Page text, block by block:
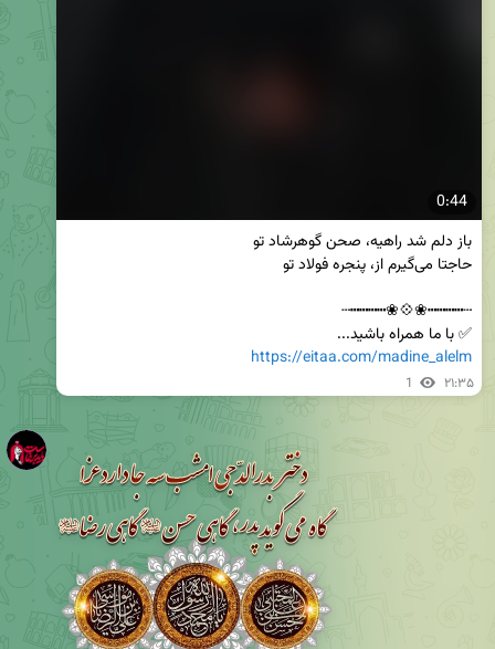
0:44
✅ با ما همراه باشید...
https://eitaa.com/madine_alelm
1 ۲۱:۳۵